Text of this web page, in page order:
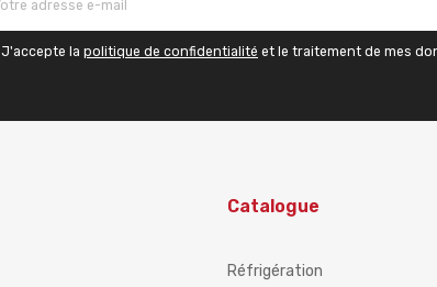
J'accepte lapolitique de confidentialité et le traitement de mes
Catalogue
Réfrigération